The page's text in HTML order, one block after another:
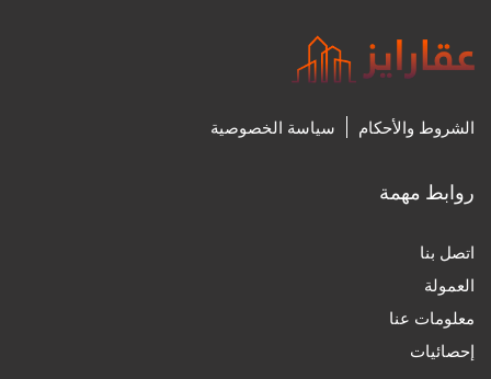
الشروط والأحكام سياسة الخصوصية
روابط مهمة
اتصل بنا
العمولة
معلومات عنا
إحصائيات